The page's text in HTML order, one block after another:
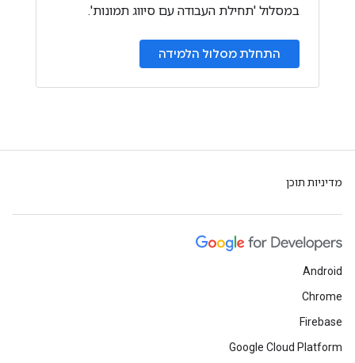
במסלול 'תחילת העבודה עם סיווג תמונות'.
התחלת מסלול הלמידה
מדיניות תוכן
Android
Chrome
Firebase
Google Cloud Platform